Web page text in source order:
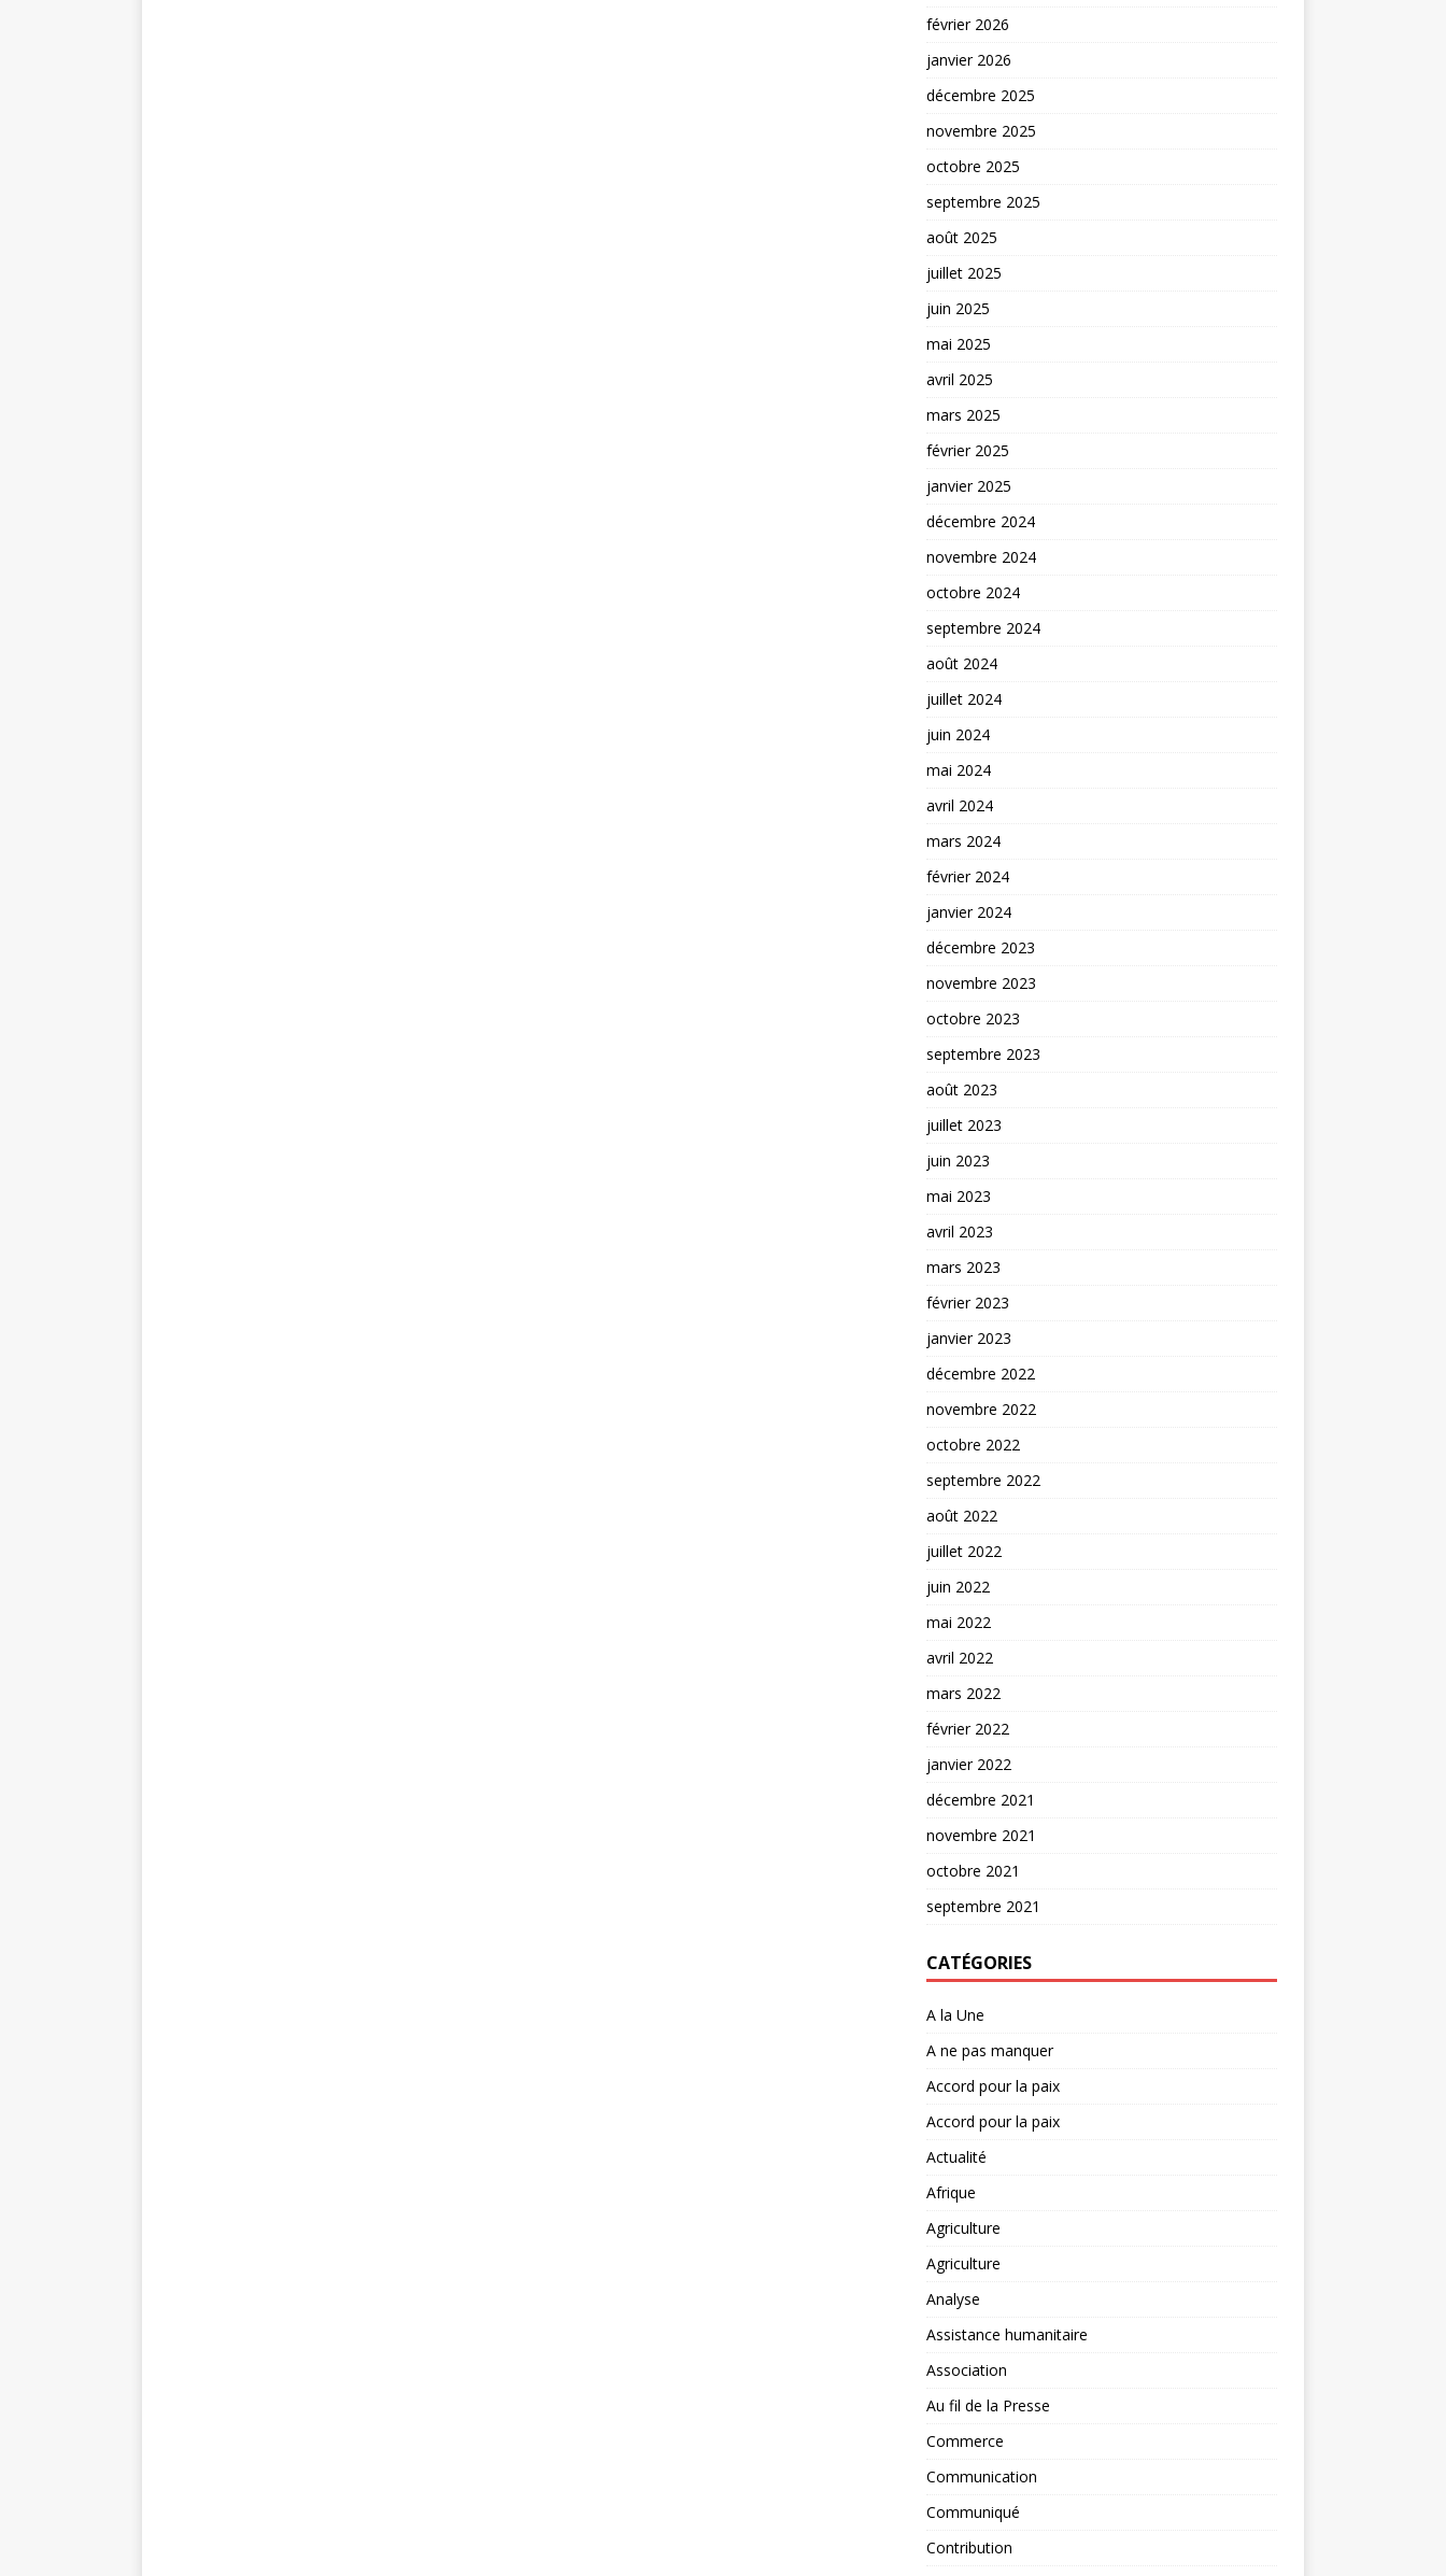
février 2026
janvier 2026
décembre 2025
novembre 2025
octobre 2025
septembre 2025
août 2025
juillet 2025
juin 2025
mai 2025
avril 2025
mars 2025
février 2025
janvier 2025
décembre 2024
novembre 2024
octobre 2024
septembre 2024
août 2024
juillet 2024
juin 2024
mai 2024
avril 2024
mars 2024
février 2024
janvier 2024
décembre 2023
novembre 2023
octobre 2023
septembre 2023
août 2023
juillet 2023
juin 2023
mai 2023
avril 2023
mars 2023
février 2023
janvier 2023
décembre 2022
novembre 2022
octobre 2022
septembre 2022
août 2022
juillet 2022
juin 2022
mai 2022
avril 2022
mars 2022
février 2022
janvier 2022
décembre 2021
novembre 2021
octobre 2021
septembre 2021
CATÉGORIES
A la Une
A ne pas manquer
Accord pour la paix
Accord pour la paix
Actualité
Afrique
Agriculture
Agriculture
Analyse
Assistance humanitaire
Association
Au fil de la Presse
Commerce
Communication
Communiqué
Contribution